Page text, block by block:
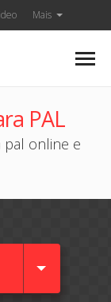
Mais
PAL
pal online e